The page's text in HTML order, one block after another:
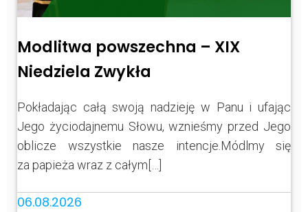
Modlitwa powszechna – XIX
Niedziela Zwykła
Pokładając całą swoją nadzieję w Panu i ufając
Jego życiodajnemu Słowu, wznieśmy przed Jego
oblicze wszystkie nasze intencje.Módlmy się
za papieża wraz z całym[…]
06.08.2026